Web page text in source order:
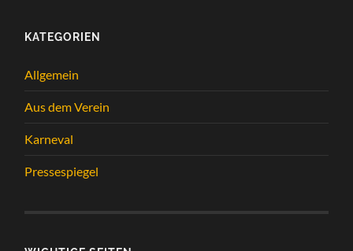
KATEGORIEN
Allgemein
Aus dem Verein
Karneval
Pressespiegel